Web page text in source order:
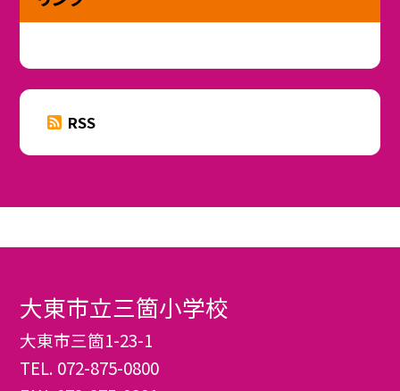
RSS
大東市立三箇小学校
大東市三箇1-23-1
TEL. 072-875-0800